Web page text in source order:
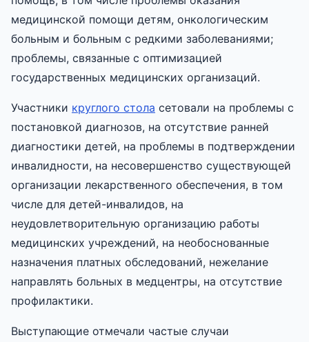
медицинской помощи детям, онкологическим
больным и больным с редкими заболеваниями;
проблемы, связанные с оптимизацией
государственных медицинских организаций.
Участники круглого стола сетовали на проблемы с
постановкой диагнозов, на отсутствие ранней
диагностики детей, на проблемы в подтверждении
инвалидности, на несовершенство существующей
организации лекарственного обеспечения, в том
числе для детей-инвалидов, на
неудовлетворительную организацию работы
медицинских учреждений, на необоснованные
назначения платных обследований, нежелание
направлять больных в медцентры, на отсутствие
профилактики.
Выступающие отмечали частые случаи